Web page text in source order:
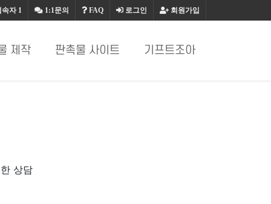
회원가입
로그인
FAQ
1:1문의
속자1
제작 판촉물 사이트 기프트조아
상담